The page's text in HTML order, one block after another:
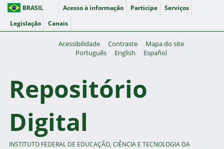
BRASIL Acesso à informação Participe
Serviços
Legislação
Canais
Acessibilidade Contraste
Mapa do site
Português
English Español
Repositório
Digital
INSTITUTO FEDERAL DE EDUCAÇÃO, CIÊNCIA E TECNOLOGIA DA